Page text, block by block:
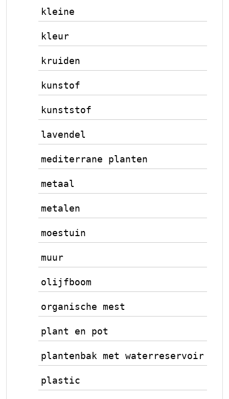
kleine
kleur
kruiden
kunstof
kunststof
lavendel
mediterrane planten
metaal
metalen
moestuin
muur
olijfboom
organische mest
plant en pot
plantenbak met waterreservoir
plastic